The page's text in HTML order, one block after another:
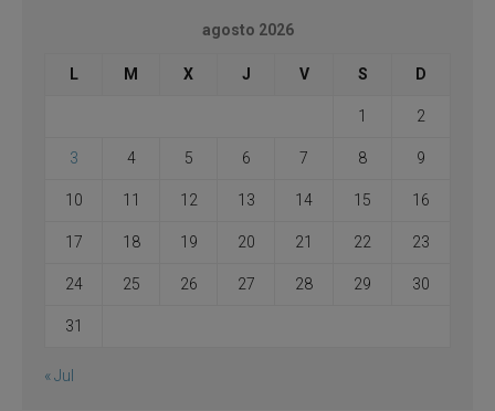
agosto 2026
L M X J V S D
1 2
3 4 5 6 7 8 9
10 11 12 13 14 15 16
17 18 19 20 21 22 23
24 25 26 27 28 29 30
31
« Jul